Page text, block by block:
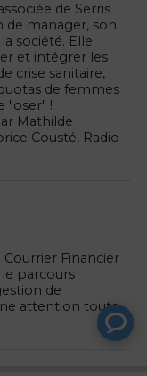
de Serris
de manager, son
société. Elle
et intégrer les
crise sanitaire,
de femmes
"oser" !
Mathilde
Cousté, Radio
Financier
parcours
de
attention toute